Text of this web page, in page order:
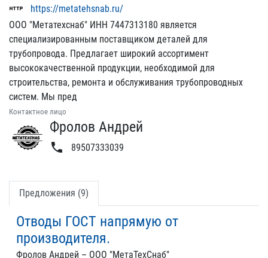
http
https://metatehsnab.ru/
ООО "Метатехснаб" ИНН 7447313180 является
специализированным поставщиком деталей для
трубопровода. Предлагает широкий ассортимент
высококачественной продукции, необходимой для
строительства, ремонта и обслуживания трубопроводных
систем. Мы пред
Контактное лицо
Фролов Андрей
phone 89507333039
Предложения (9)
Отводы ГОСТ напрямую от
производителя.
Фролов Андрей – ООО "МетаТехСнаб"